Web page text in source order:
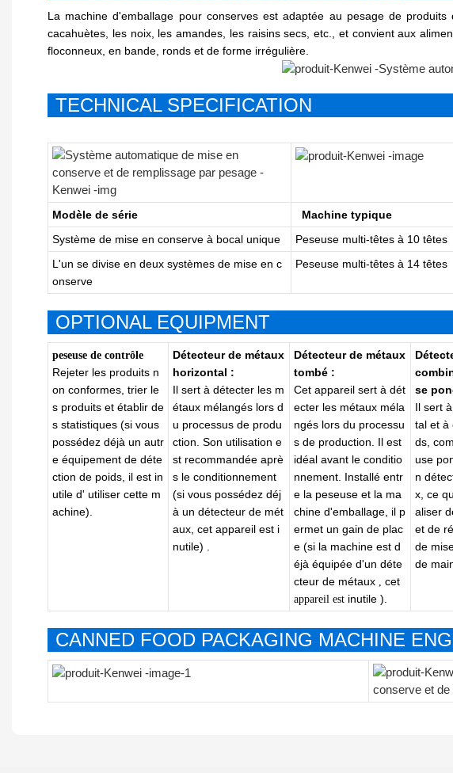
La machine d'emballage pour conserves est adaptée au pesage de
cacahuètes, les noix, les amandes, les raisins secs, etc., et convient aux
floconneux, en bande, ronds et de forme irrégulière.
TECHNICAL SPECIFICATION
Modèle de série Machine typique
Système de mise en conserve à bocal unique Peseuse multi-têtes à 10 têtes
L'un se divise en deux systèmes de mise en c
onserve
Peseuse multi-têtes à 14 têtes
OPTIONAL EQUIPMENT
peseuse de contrôle
Rejeter les produits n
on conformes, trier le
s produits et établir de
s statistiques (si vous
possédez déjà un autr
e équipement de déte
ction de poids, il est in
utile d' utiliser cette m
achine).
Détecteur de métaux
horizontal :
Il sert à détecter les m
étaux mélangés lors d
u processus de produ
ction. Son utilisation e
st recommandée aprè
s le conditionnement
(si vous possédez déj
à un détecteur de mét
aux, cet appareil est i
nutile)
Détecteur de métaux
tombé :
Cet appareil sert à dét
ecter les métaux méla
ngés lors du processu
s de production. Il est
idéal avant le conditio
nnement. Installé entr
e la peseuse et la ma
chine d'emballage, il p
ermet un gain de plac
e (si la machine est d
éjà équipée d'un déte
cteur de métaux, cet
appareil est inutile ).
se
Il sert
tal et à
ds,
use
n
x, ce
aliser
et de
de
de
CANNED FOOD PACKAGING MACHINE